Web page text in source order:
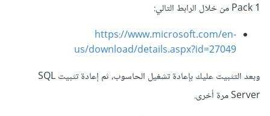
Pack 1 من خلال الرابط التالي:
https://www.microsoft.com/en-
us/download/details.aspx?id=27049
وبعد التثبيت عليك بإعادة تشغيل الحاسوب، ثم إعادة تثبيت SQL
Server مرة أخرى.